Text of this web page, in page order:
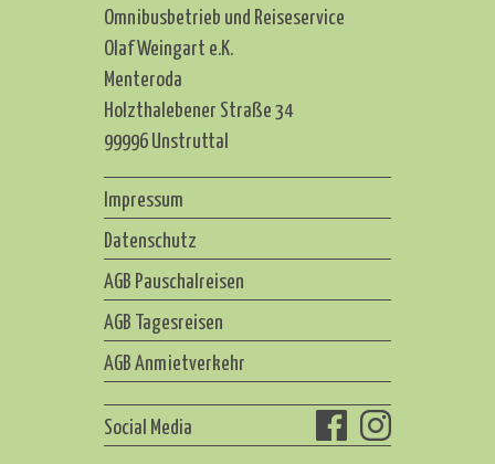
Omnibusbetrieb und Reiseservice
Olaf Weingart e.K.
Menteroda
Holzthalebener Straße 34
99996 Unstruttal
Impressum
Datenschutz
AGB Pauschalreisen
AGB Tagesreisen
AGB Anmietverkehr
Social Media